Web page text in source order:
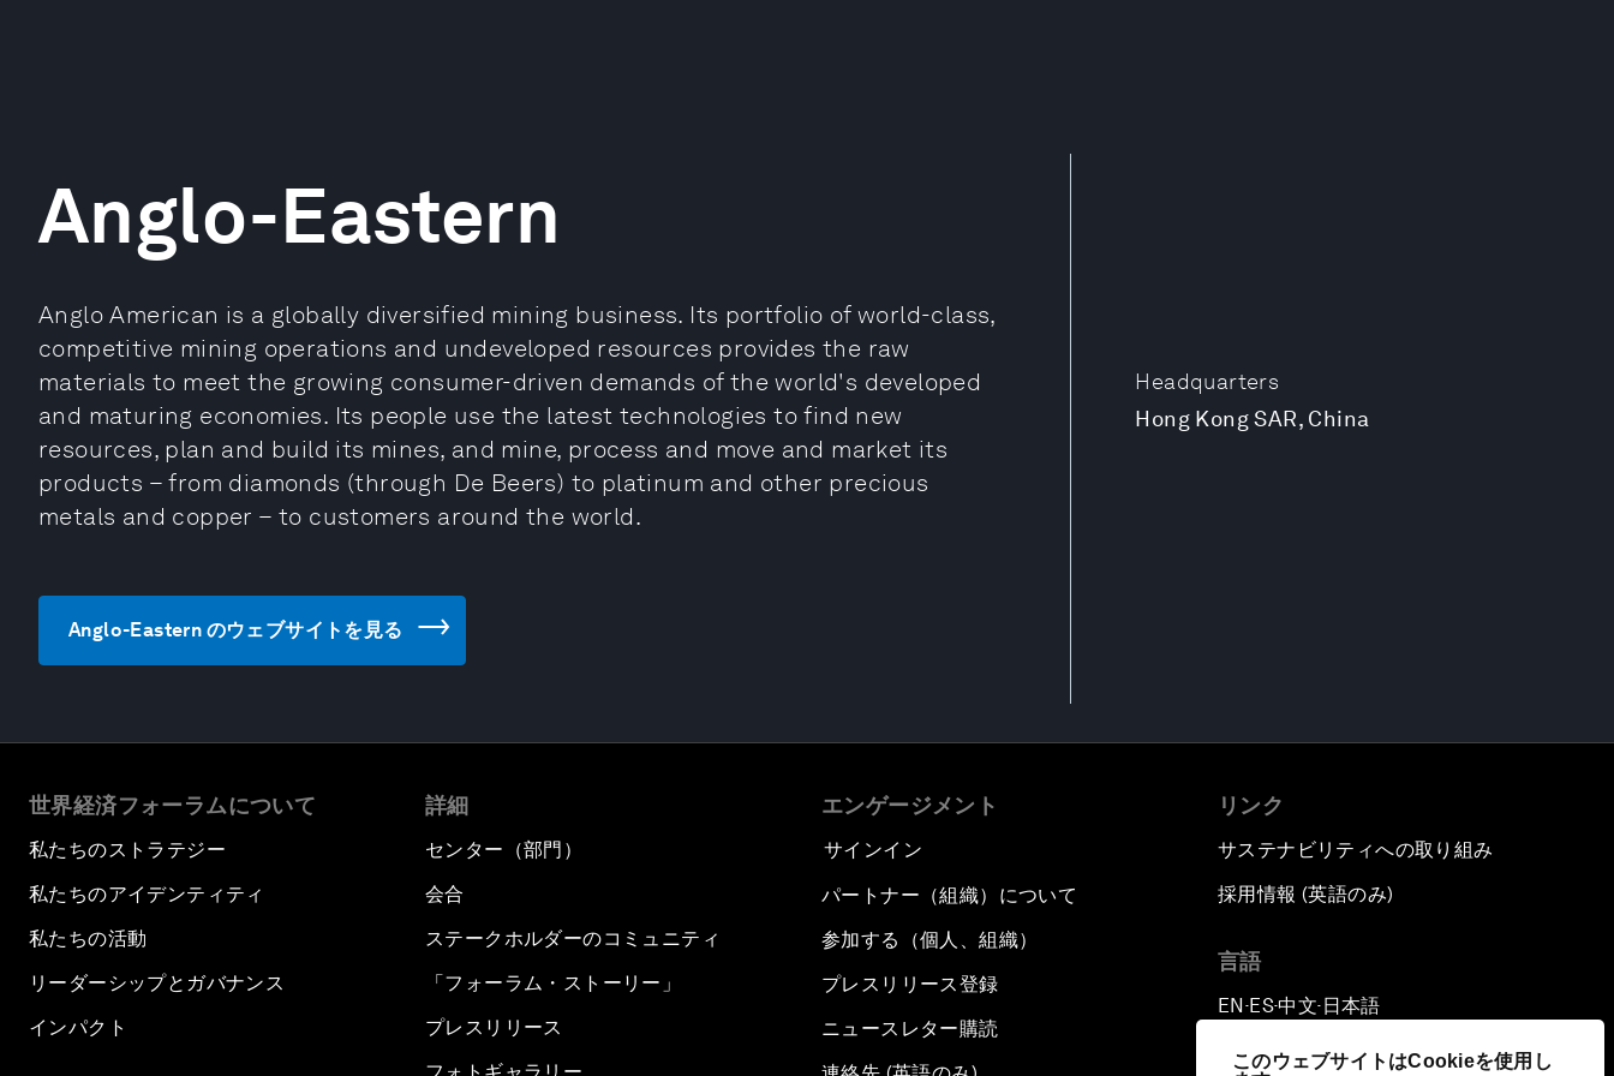
このウェブサイトはCookieを使用し
Headquarters
Hong Kong SAR, China
Anglo-Eastern
Anglo American is a globally diversified mining business. Its portfolio of world-class,
competitive mining operations and undeveloped resources provides the raw
materials to meet the growing consumer-driven demands of the world's developed
and maturing economies. Its people use the latest technologies to find new
resources, plan and build its mines, and mine, process and move and market its
products – from diamonds (through De Beers) to platinum and other precious
metals and copper – to customers around the world.
Anglo-Eastern のウェブサイトを見る
世界経済フォーラムについて
私たちのストラテジー
私たちのアイデンティティ
私たちの活動
リーダーシップとガバナンス
インパクト
詳細
センター（部門）
会合
ステークホルダーのコミュニティ
「フォーラム・ストーリー」
プレスリリース
エンゲージメント
サインイン
パートナー（組織）について
参加する（個人、組織）
プレスリリース登録
ニュースレター購読
リンク
サステナビリティへの取り組み
採用情報 (英語のみ)
言語
EN ▪ES▪中文▪ 日本語